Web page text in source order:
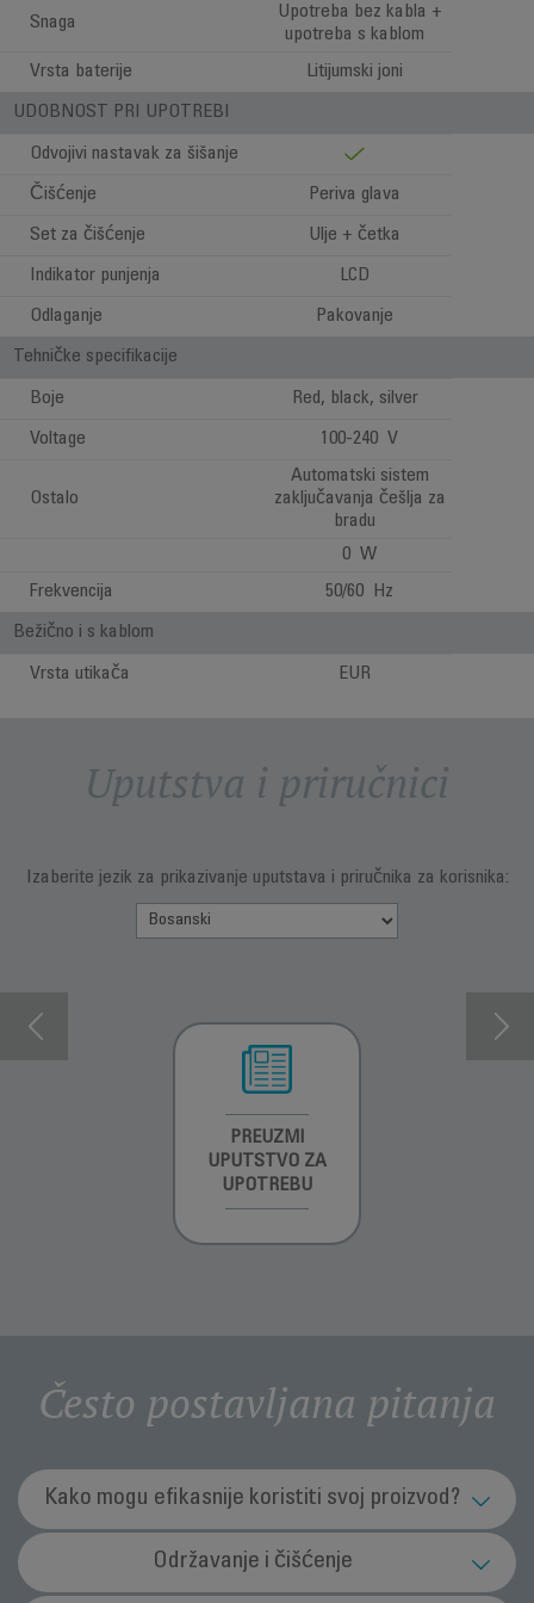
Snaga
Upotreba bez kabla +
upotreba s kablom
Vrsta baterije
Litijumski joni
UDOBNOST PRI UPOTREBI
Odvojivi nastavak za šišanje
Čišćenje Periva glava
Set za čišćenje Ulje + četka
Indikator punjenja LCD
Odlaganje Pakovanje
Tehničke specifikacije
Boje Red, black, silver
Voltage 100-240 V
Ostalo
Automatski sistem
zaključavanja češlja za
bradu
0 W
Frekvencija
50/60 Hz
Bežično i s kablom
Vrsta utikača EUR
Uputstva i priručnici
Izaberite jezik za prikazivanje uputstava i priručnika za korisnika:
PREUZMI
UPUTSTVO ZA
UPOTREBU
Često postavljana pitanja
Kako mogu efikasnije koristiti svoj proizvod?
Da li sam mogu koristiti aparat za šišanje?
Održavanje i čišćenje